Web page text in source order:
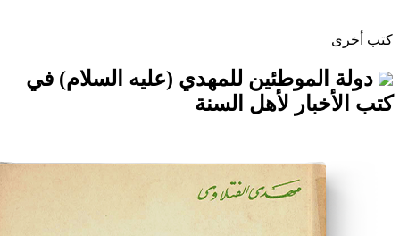
للمهدي (عليه السلام) في
لأهل السنة